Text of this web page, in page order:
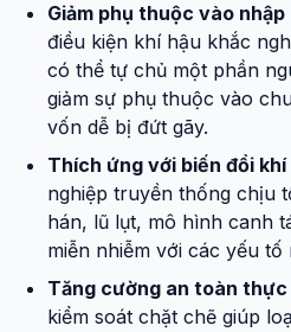
Giảm phụ thuộc vào nhập
điều kiện khí hậu khắc
có thể tự chủ một phần
giảm sự phụ thuộc vào
vốn dễ bị đứt gãy.
Thích ứng với biến đổi khí
nghiệp truyền thống chịu
hán, lũ lụt, mô hình canh
miễn nhiễm với các yếu tố
Tăng cường an toàn thực
kiểm soát chặt chẽ giúp